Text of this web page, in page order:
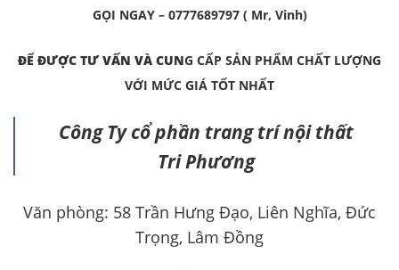
GỌI NGAY – 0777689797 ( Mr, Vinh)
ĐỂ ĐƯỢC TƯ VẤN VÀ CUNG CẤP SẢN PHẨM CHẤT LƯỢNG
VỚI MỨC GIÁ TỐT NHẤT
Công Ty cổ phần trang trí nội thất
Tri Phương
Văn phòng: 58 Trần Hưng Đạo, Liên Nghĩa, Đức
Trọng, Lâm Đồng